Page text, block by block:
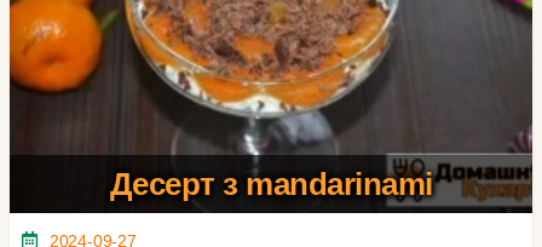
Десерт з mandarinami
2024-09-27